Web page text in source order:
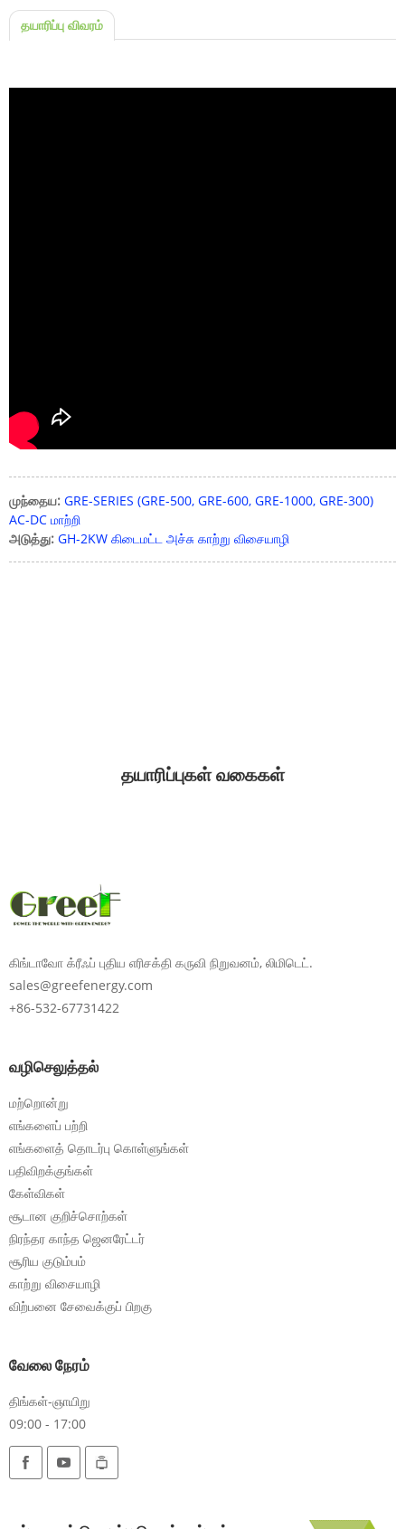
தயாரிப்பு விவரம்
முந்தைய: GRE-SERIES (GRE-500, GRE-600, GRE-1000, GRE-300)
AC-DC மாற்றி
அடுத்து: GH-2KW கிடைமட்ட அச்சு காற்று விசையாழி
தயாரிப்புகள் வகைகள்
கிங்டாவோ க்ரீஃப் புதிய எரிசக்தி கருவி நிறுவனம், லிமிடெட்.
sales@greefenergy.com
+86-532-67731422
வழிசெலுத்தல்
மற்றொன்று
எங்களைப் பற்றி
எங்களைத் தொடர்பு கொள்ளுங்கள்
பதிவிறக்குங்கள்
கேள்விகள்
சூடான குறிச்சொற்கள்
நிரந்தர காந்த ஜெனரேட்டர்
சூரிய குடும்பம்
காற்று விசையாழி
விற்பனை சேவைக்குப் பிறகு
வேலை நேரம்
திங்கள்-ஞாயிறு
09:00 - 17:00